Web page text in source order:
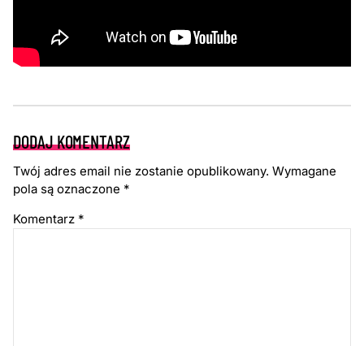
DODAJ KOMENTARZ
Twój adres email nie zostanie opublikowany. Wymagane
pola są oznaczone *
Komentarz *